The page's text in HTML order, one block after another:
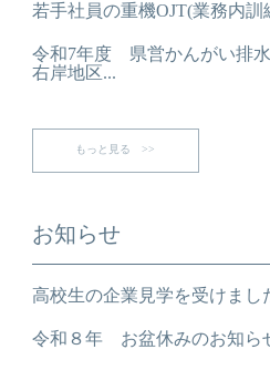
若手社員の重機OJT(業務内訓
令和7年度 県営かんがい
右岸地区...
もっと見る >>
お知らせ
高校生の企業見学を受けまし
令和８年 お盆休みのお知ら